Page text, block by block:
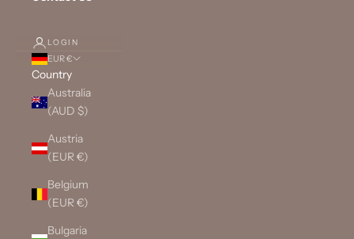
LOGIN
EUR €
Country
Australia
(AUD $)
Austria
(EUR €)
Belgium
(EUR €)
Bulgaria